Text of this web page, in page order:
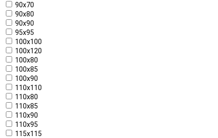
90x70
90x80
90x90
95x95
100x100
100x120
100x80
100x85
100x90
110x110
110x80
110x85
110x90
110x95
115x115